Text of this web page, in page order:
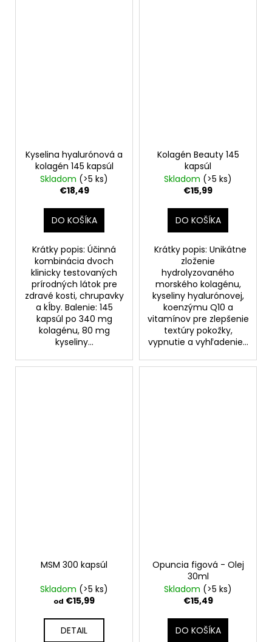
Kyselina hyalurónová a
kolagén 145 kapsúl
Skladom (>5 ks)
€18,49
DO KOŠÍKA
Krátky popis: Účinná
kombinácia dvoch
klinicky testovaných
prírodných látok pre
zdravé kosti, chrupavky
a kĺby. Balenie: 145
kapsúl po 340 mg
kolagénu, 80 mg
kyseliny...
Kolagén Beauty 145
kapsúl
Skladom (>5 ks)
€15,99
DO KOŠÍKA
Krátky popis: Unikátne
zloženie
hydrolyzovaného
morského kolagénu,
kyseliny hyalurónovej,
koenzýmu Q10 a
vitamínov pre zlepšenie
textúry pokožky,
vypnutie a vyhľadenie...
MSM 300 kapsúl
Skladom (>5 ks)
od €15,99
DETAIL
Opuncia figová - Olej
30ml
Skladom (>5 ks)
€15,49
DO KOŠÍKA